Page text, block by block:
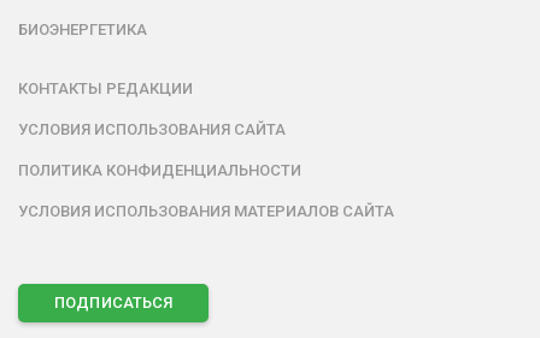
БИОЭНЕРГЕТИКА
КОНТАКТЫ РЕДАКЦИИ
УСЛОВИЯ ИСПОЛЬЗОВАНИЯ САЙТА
ПОЛИТИКА КОНФИДЕНЦИАЛЬНОСТИ
УСЛОВИЯ ИСПОЛЬЗОВАНИЯ МАТЕРИАЛОВ САЙТА
ПОДПИСАТЬСЯ